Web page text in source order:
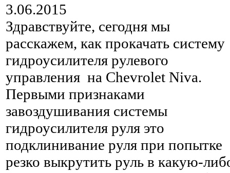
3.06.2015
Здравствуйте, сегодня мы
расскажем, как прокачать систему
гидроусилителя рулевого
управления на Chevrolet Niva.
Первыми признаками
завоздушивания системы
гидроусилителя руля это
подклинивание руля при попытке
резко выкрутить руль в какую-